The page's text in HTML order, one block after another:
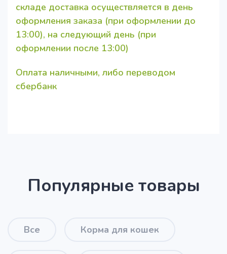
складе доставка осуществляется в день
оформления заказа (при оформлении до
13:00), на следующий день (при
оформлении после 13:00)
Оплата наличными, либо переводом
сбербанк
Популярные товары
Все Корма для кошек